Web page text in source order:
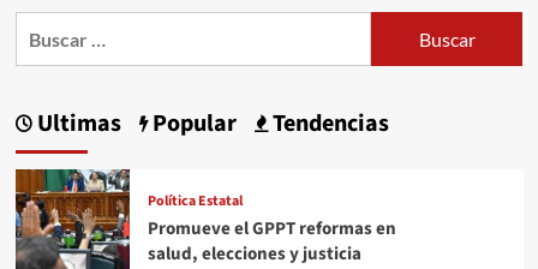
Ultimas Popular Tendencias
Política Estatal
Promueve el GPPT reformas en
salud, elecciones y justicia